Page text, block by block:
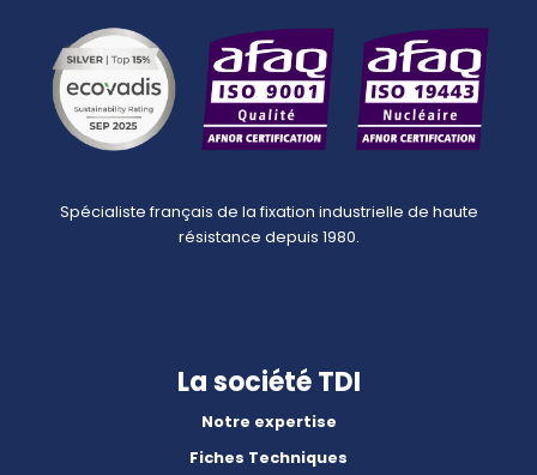
Spécialiste français de la fixation industrielle de haute
résistance depuis 1980.
La société TDI
Notre expertise
Fiches Techniques